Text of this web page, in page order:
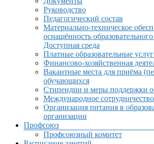
Руководство
Педагогический состав
Материально-техническое
оснащённость
Доступная среда
Платные образовательные
Финансово-хозяйственная
Вакантные места для приёма
обучающихся
Стипендии и меры поддержки
Международное сотрудничество
Организация питания в
организации
Профсоюз
Профсоюзный комитет